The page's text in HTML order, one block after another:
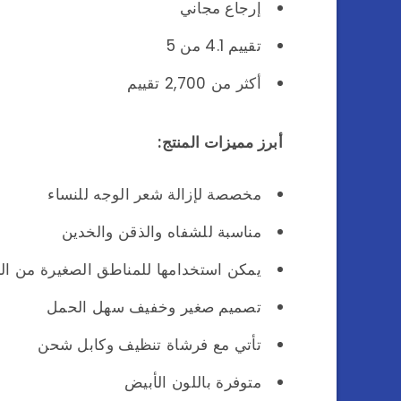
إرجاع مجاني
تقييم 4.1 من 5
أكثر من 2,700 تقييم
أبرز مميزات المنتج:
مخصصة لإزالة شعر الوجه للنساء
مناسبة للشفاه والذقن والخدين
يمكن استخدامها للمناطق الصغيرة من
تصميم صغير وخفيف سهل الحمل
تأتي مع فرشاة تنظيف وكابل شحن
متوفرة باللون الأبيض